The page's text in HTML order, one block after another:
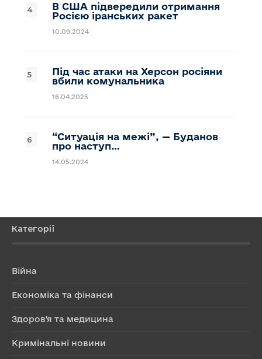
В США підвередили отримання
Росією іранських ракет
10.09.2024
Під час атаки на Херсон росіяни
вбили комунальника
16.04.2025
“Ситуація на межі”, — Буданов
про наступ…
14.05.2024
Категорії
Війна
Економіка та фінанси
Здоров'я та медицина
Кримінальні новини